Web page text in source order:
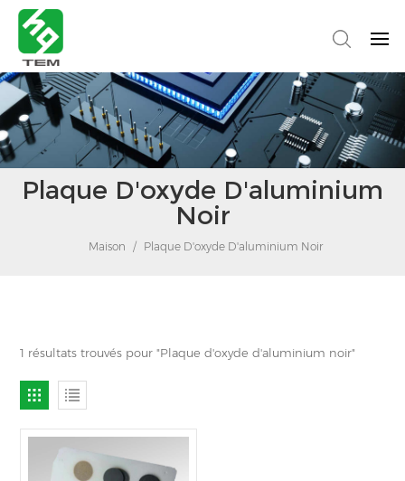
Plaque D'oxyde D'aluminium
Noir
Maison / Plaque D'oxyde D'aluminium Noir
1 résultats trouvés pour "Plaque d'oxyde d'aluminium noir"